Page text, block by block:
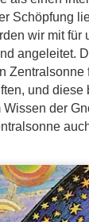
Schöpfung
wir mit für
angeleitet.
Zentralsonne
und diese
Wissen der